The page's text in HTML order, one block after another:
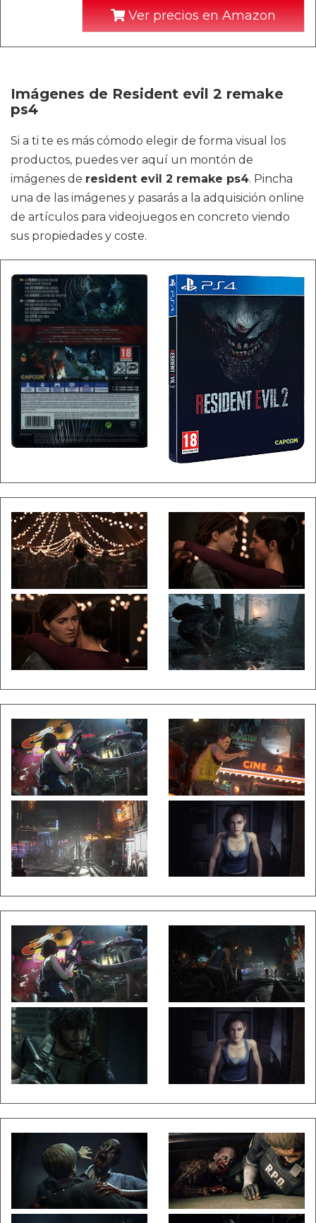
Ver precios en Amazon
Imágenes de Resident evil 2 remake
ps4
Si a ti te es más cómodo elegir de forma visual los
productos, puedes ver aquí un montón de
imágenes de resident evil 2 remake ps4. Pincha
una de las imágenes y pasarás a la adquisición online
de artículos para videojuegos en concreto viendo
sus propiedades y coste.